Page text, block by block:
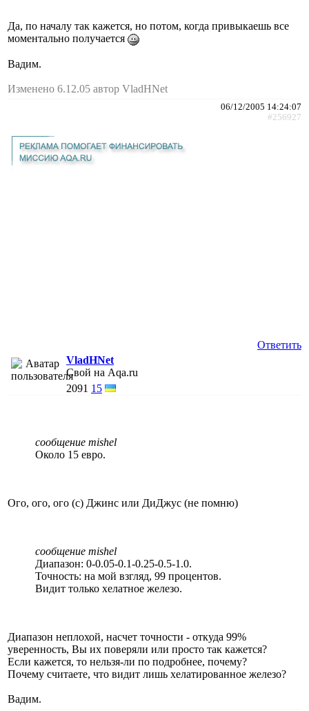
Да, по началу так кажется, но потом, когда привыкаешь все
моментально получается
Вадим.
Изменено 6.12.05 автор VladHNet
06/12/2005 14:24:07
#256927
Ответить
VladHNet
Свой на Aqa.ru
2091 15
сообщение mishel
Около 15 евро.
Ого, ого, ого (с) Джинс или ДиДжус (не помню)
сообщение mishel
Диапазон: 0-0.05-0.1-0.25-0.5-1.0.
Точность: на мой взгляд, 99 процентов.
Видит только хелатное железо.
Диапазон неплохой, насчет точности - откуда 99%
уверенность, Вы их поверяли или просто так кажется?
Если кажется, то нельзя-ли по подробнее, почему?
Почему считаете, что видит лишь хелатированное железо?
Вадим.